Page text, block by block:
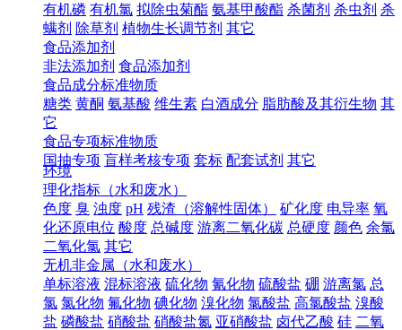
有机磷 有机氯 拟除虫菊酯 氨基甲酸酯 杀菌剂 杀虫剂 杀
螨剂 除草剂 植物生长调节剂 其它
食品添加剂
非法添加剂 食品添加剂
食品成分标准物质
糖类 黄酮 氨基酸 维生素 白酒成分 脂肪酸及其衍生物 其
它
食品专项标准物质
国抽专项 盲样考核专项 套标 配套试剂 其它
环境
理化指标（水和废水）
色度 臭 浊度 pH 残渣（溶解性固体） 矿化度 电导率 氧
化还原电位 酸度 总碱度 游离二氧化碳 总硬度 颜色 余氯
二氧化氯 其它
无机非金属（水和废水）
单标溶液 混标溶液 硫化物 氰化物 硫酸盐 硼 游离氯 总
氯 氯化物 氟化物 碘化物 溴化物 氯酸盐 高氯酸盐 溴酸
盐 磷酸盐 硝酸盐 硝酸盐氮 亚硝酸盐 卤代乙酸 硅 二氧